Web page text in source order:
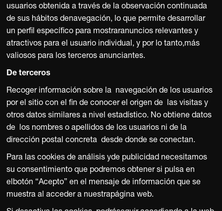
usuarios obtenida a través de la observación continuada
de sus hábitos denavegación, lo que permite desarrollar
un perfil específico para mostraranuncios relevantes y
atractivos para el usuario individual, y por lo tanto,más
valiosos para los terceros anunciantes.
De terceros
Recoger información sobre la navegación de los usuarios
por el sitio con el fin de conocer el origen de las visitas y
otros datos similares a nivel estadístico. No obtiene datos
de los nombres o apellidos de los usuarios ni de la
dirección postal concreta desde donde se conectan.
Para las cookies de análisis yde publicidad necesitamos
su consentimiento que podremos obtener si pulsa en
elbotón “Acepto” en el mensaje de información que se
muestra al acceder a nuestrapágina web.